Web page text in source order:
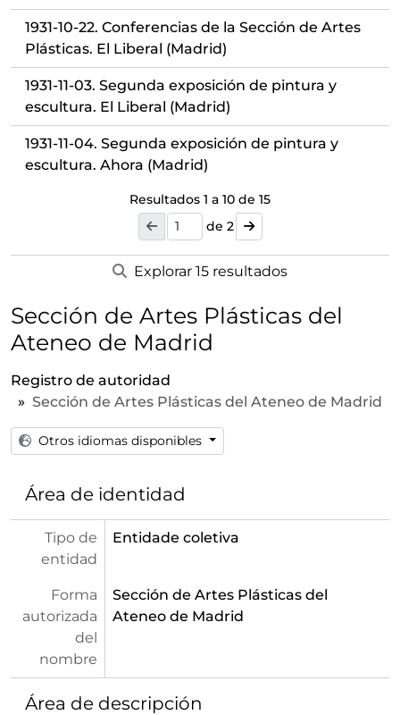
1931-10-22. Conferencias de la Sección de Artes
Plásticas. El Liberal (Madrid)
1931-11-03. Segunda exposición de pintura y
escultura. El Liberal (Madrid)
1931-11-04. Segunda exposición de pintura y
escultura. Ahora (Madrid)
Resultados 1 a 10 de 15
de 2
Explorar 15 resultados
Sección de Artes Plásticas del
Ateneo de Madrid
Registro de autoridad
Sección de Artes Plásticas del Ateneo de Madrid
Otros idiomas disponibles
Área de identidad
Tipo de
entidad
Entidade coletiva
Forma
autorizada
del
nombre
Sección de Artes Plásticas del
Ateneo de Madrid
Área de descripción